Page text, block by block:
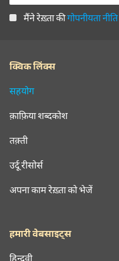
मैंने रेख़्ता कीगोपनीयता नीति
क्विक लिंक्स
सहयोग
क़ाफ़िया शब्दकोश
तक़्ती
उर्दू रीसोर्स
अपना काम रेख़्ता को भेजें
हमारी वेबसाइट्स
हिन्दवी